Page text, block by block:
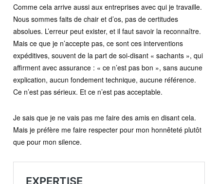
Comme cela arrive aussi aux entreprises avec qui je travaille.
Nous sommes faits de chair et d’os, pas de certitudes
absolues. L’erreur peut exister, et il faut savoir la reconnaître.
Mais ce que je n’accepte pas, ce sont ces interventions
expéditives, souvent de la part de soi-disant « sachants », qui
affirment avec assurance : « ce n’est pas bon », sans aucune
explication, aucun fondement technique, aucune référence.
Ce n’est pas sérieux. Et ce n’est pas acceptable.
Je sais que je ne vais pas me faire des amis en disant cela.
Mais je préfère me faire respecter pour mon honnêteté plutôt
que pour mon silence.